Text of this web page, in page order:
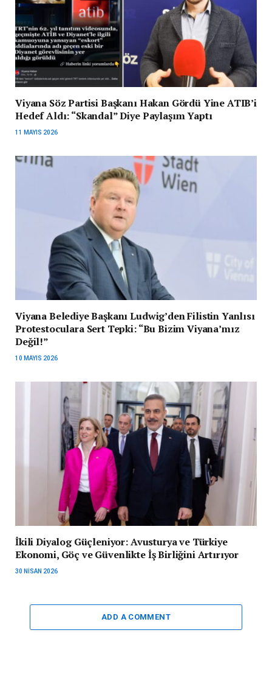
Viyana Söz Partisi Başkanı Hakan Gördü Yine ATIB’i
Hedef Aldı: “Skandal” Diye Paylaşım Yaptı
11 MAYIS 2026
Viyana Belediye Başkanı Ludwig’den Filistin Yanlısı
Protestoculara Sert Tepki: “Bu Bizim Viyana’mız
Değil!”
10 MAYIS 2026
İkili Diyalog Güçleniyor: Avusturya ve Türkiye
Ekonomi, Göç ve Güvenlikte İş Birliğini Artırıyor
30 NISAN 2026
ADD A COMMENT